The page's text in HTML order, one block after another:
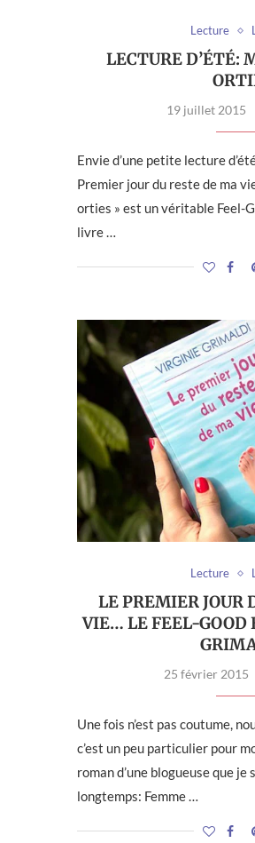
Lecture
LECTURE D’ÉTÉ:
19 juillet 2015
Envie d’une petite lecture
Premier jour du reste de ma
orties » est un véritable Feel-
livre …
Lecture
LE PREMIER JOUR
VIE… LE FEEL-GOOD
25 février 2015
Une fois n’est pas coutume,
c’est un peu particulier pour
roman d’une blogueuse que je
longtemps: Femme …